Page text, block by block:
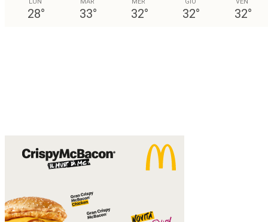
28° 33° 32° 32° 32°